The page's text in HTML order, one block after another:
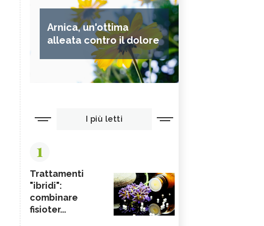
Arnica, un'ottima
alleata contro il dolore
I più letti
1
Trattamenti
"ibridi":
combinare
fisioter...